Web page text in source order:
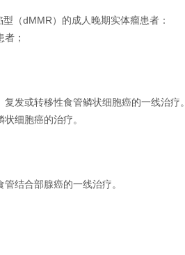
（dMMR）的成人晚期实体瘤患者：
；
发或转移性食管鳞状细胞癌的一线治疗。
细胞癌的治疗。
结合部腺癌的一线治疗。